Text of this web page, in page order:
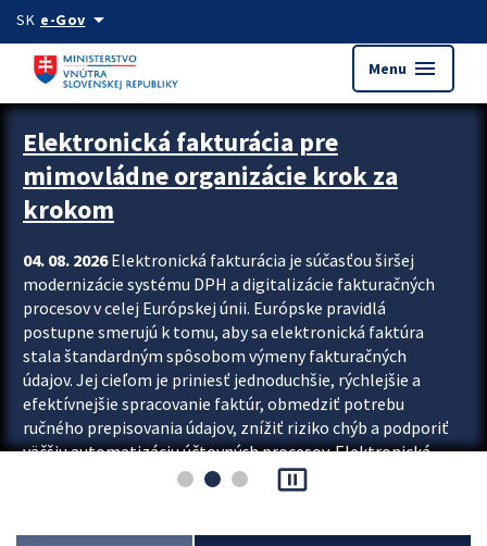
Preskocit na hlavný obsah
SK e-Govarrow_drop_down
Menu menu
Zastavit automatický posun upútavok
Elektronická fakturácia pre
mimovládne organizácie krok za
krokom
04. 08. 2026Elektronická fakturácia je súčasťou širšej
modernizácie systému DPH a digitalizácie fakturačných
procesov v celej Európskej únii. Európske pravidlá
postupne smerujú k tomu, aby sa elektronická faktúra
stala štandardným spôsobom výmeny fakturačných
údajov. Jej cieľom je priniesť jednoduchšie, rýchlejšie a
efektívnejšie spracovanie faktúr, obmedziť potrebu
ručného prepisovania údajov, znížiť riziko chýb a podporiť
väčšiu automatizáciu účtovných procesov. Elektronická
fakturácia preto nepredstavuje...
pause_presentation